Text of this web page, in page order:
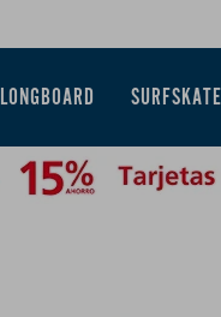
LONGBOARD SURFSKATE